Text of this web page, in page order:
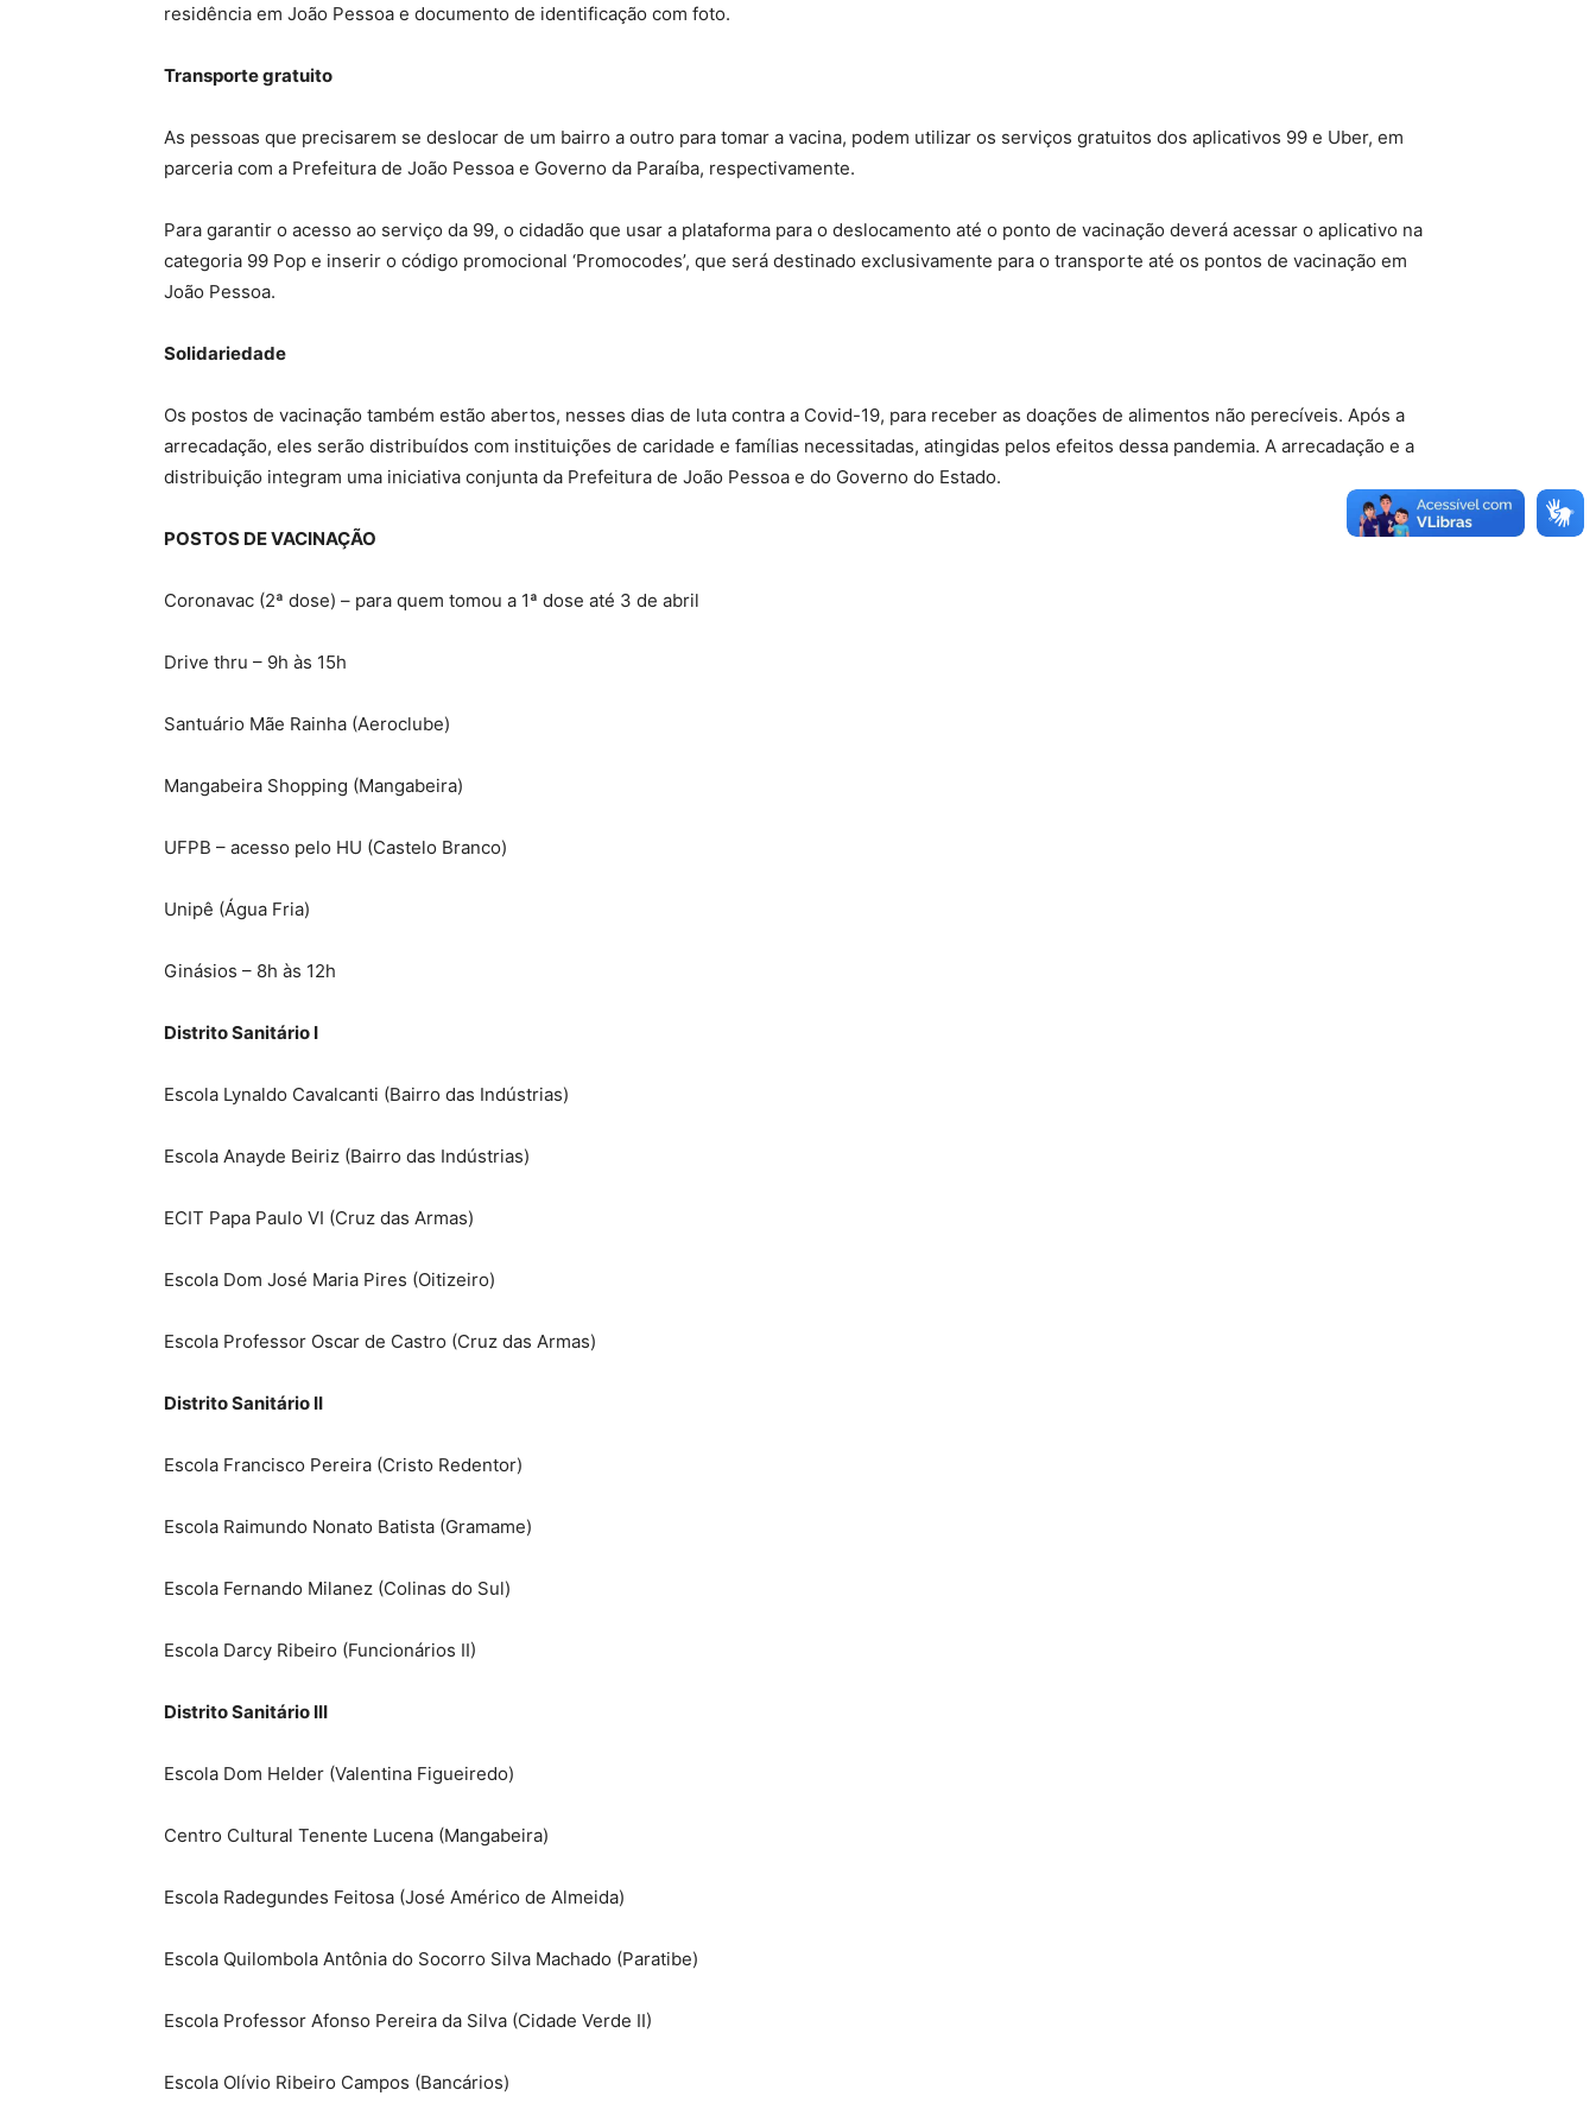
residência em João Pessoa e documento de identificação com foto.
Transporte gratuito
As pessoas que precisarem se deslocar de um bairro a outro para tomar a vacina, podem utilizar os serviços gratuitos dos aplicativos 99 e Uber, em
parceria com a Prefeitura de João Pessoa e Governo da Paraíba, respectivamente.
Para garantir o acesso ao serviço da 99, o cidadão que usar a plataforma para o deslocamento até o ponto de vacinação deverá acessar o aplicativo na
categoria 99 Pop e inserir o código promocional ‘Promocodes’, que será destinado exclusivamente para o transporte até os pontos de vacinação em
João Pessoa.
Solidariedade
Os postos de vacinação também estão abertos, nesses dias de luta contra a Covid-19, para receber as doações de alimentos não perecíveis. Após a
arrecadação, eles serão distribuídos com instituições de caridade e famílias necessitadas, atingidas pelos efeitos dessa pandemia. A arrecadação e a
distribuição integram uma iniciativa conjunta da Prefeitura de João Pessoa e do Governo do Estado.
POSTOS DE VACINAÇÃO
Coronavac (2ª dose) – para quem tomou a 1ª dose até 3 de abril
Drive thru – 9h às 15h
Santuário Mãe Rainha (Aeroclube)
Mangabeira Shopping (Mangabeira)
UFPB – acesso pelo HU (Castelo Branco)
Unipê (Água Fria)
Ginásios – 8h às 12h
Distrito Sanitário I
Escola Lynaldo Cavalcanti (Bairro das Indústrias)
Escola Anayde Beiriz (Bairro das Indústrias)
ECIT Papa Paulo VI (Cruz das Armas)
Escola Dom José Maria Pires (Oitizeiro)
Escola Professor Oscar de Castro (Cruz das Armas)
Distrito Sanitário II
Escola Francisco Pereira (Cristo Redentor)
Escola Raimundo Nonato Batista (Gramame)
Escola Fernando Milanez (Colinas do Sul)
Escola Darcy Ribeiro (Funcionários II)
Distrito Sanitário III
Escola Dom Helder (Valentina Figueiredo)
Centro Cultural Tenente Lucena (Mangabeira)
Escola Radegundes Feitosa (José Américo de Almeida)
Escola Quilombola Antônia do Socorro Silva Machado (Paratibe)
Escola Professor Afonso Pereira da Silva (Cidade Verde II)
Escola Olívio Ribeiro Campos (Bancários)